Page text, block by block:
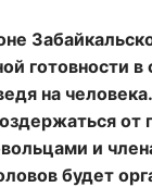
готовности в
на
от
и
будет